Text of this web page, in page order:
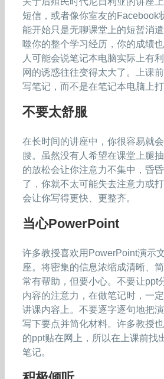
短信，或者像你室友的Facebook
能开始只是无聊课堂上的短暂消
噬你的整个学习经历，你的成绩
人可能会说笔记本电脑实际上有
网的诱惑往往变得太大了。上课
写笔记，而不是在笔记本电脑上打
不要太舒服
在长时间的讲座中，你很容易就
腰。虽然没有人希望在课堂上腿
的放松会让你注意力不集中，昏
了，你就不太可能失去注意力或
会让你写得更快、更整齐。
当心PowerPoint
许多教授喜欢用PowerPoint演示
座。将密集的信息浓缩成清晰、
常有帮助，但要小心。不要让ppt
内容的注意力，在做笔记时，一
讲课内容上。不要逐字逐句地把
写下要点并简化材料。许多教授
的ppt贴在网上，所以在上课前找
笔记。